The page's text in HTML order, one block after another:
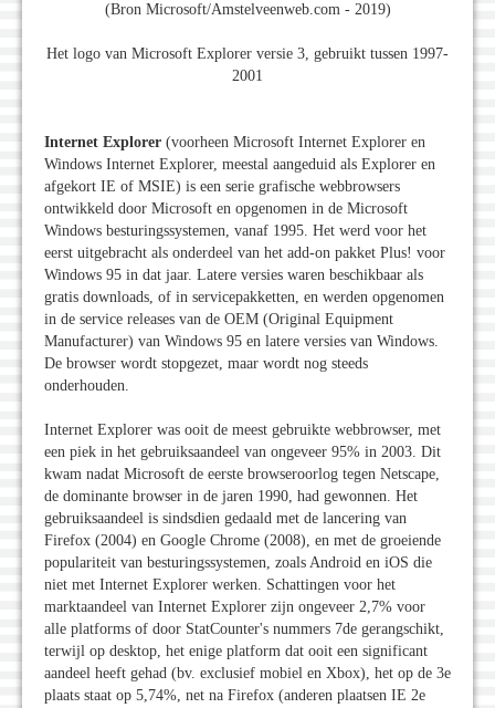
(Bron Microsoft/Amstelveenweb.com - 2019)
Het logo van Microsoft Explorer versie 3, gebruikt tussen 1997-
2001
Internet Explorer (voorheen Microsoft Internet Explorer en
Windows Internet Explorer, meestal aangeduid als Explorer en
afgekort IE of MSIE) is een serie grafische webbrowsers
ontwikkeld door Microsoft en opgenomen in de Microsoft
Windows besturingssystemen, vanaf 1995. Het werd voor het
eerst uitgebracht als onderdeel van het add-on pakket Plus! voor
Windows 95 in dat jaar. Latere versies waren beschikbaar als
gratis downloads, of in servicepakketten, en werden opgenomen
in de service releases van de OEM (Original Equipment
Manufacturer) van Windows 95 en latere versies van Windows.
De browser wordt stopgezet, maar wordt nog steeds
onderhouden.
Internet Explorer was ooit de meest gebruikte webbrowser, met
een piek in het gebruiksaandeel van ongeveer 95% in 2003. Dit
kwam nadat Microsoft de eerste browseroorlog tegen Netscape,
de dominante browser in de jaren 1990, had gewonnen. Het
gebruiksaandeel is sindsdien gedaald met de lancering van
Firefox (2004) en Google Chrome (2008), en met de groeiende
populariteit van besturingssystemen, zoals Android en iOS die
niet met Internet Explorer werken. Schattingen voor het
marktaandeel van Internet Explorer zijn ongeveer 2,7% voor
alle platforms of door StatCounter's nummers 7de gerangschikt,
terwijl op desktop, het enige platform dat ooit een significant
aandeel heeft gehad (bv. exclusief mobiel en Xbox), het op de 3e
plaats staat op 5,74%, net na Firefox (anderen plaatsen IE 2e